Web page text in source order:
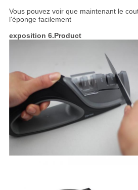
Vous pouvez voir que maintenant le
l'éponge facilement
exposition 6.Product